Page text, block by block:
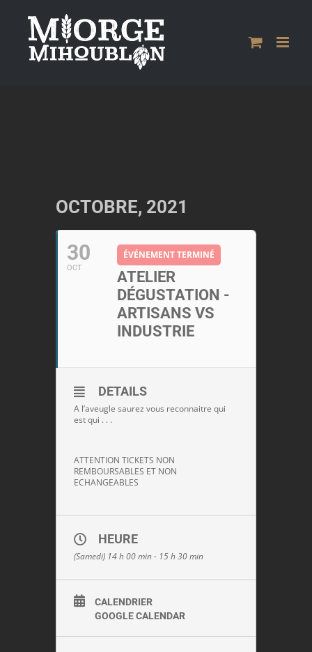
contenu
OCTOBRE, 2021
30
OCT
ÉVÉNEMENT TERMINÉ
ATELIER
DÉGUSTATION -
ARTISANS VS
INDUSTRIE
DETAILS
A l’aveugle saurez vous reconnaitre qui
est qui . . .
ATTENTION TICKETS NON
REMBOURSABLES ET NON
ECHANGEABLES
HEURE
(Samedi) 14 h 00 min - 15 h 30 min
CALENDRIER
GOOGLE CALENDAR